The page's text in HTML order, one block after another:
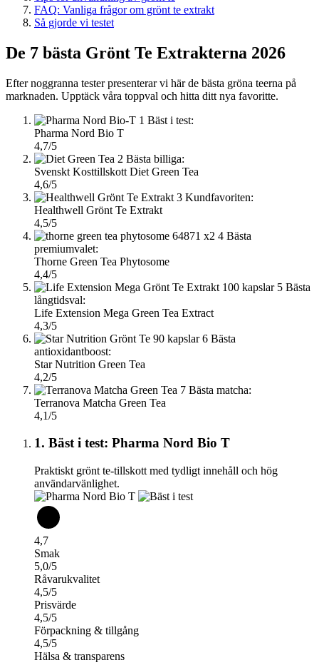
FAQ: Vanliga frågor om grönt te extrakt
Så gjorde vi testet
De 7 bästa Grönt Te Extrakterna 2026
Efter noggranna tester presenterar vi här de bästa gröna teerna på
marknaden. Upptäck våra toppval och hitta ditt nya favoritte.
1 Bäst i test:
Pharma Nord Bio T
4,7/5
2 Bästa billiga:
Svenskt Kosttillskott Diet Green Tea
4,6/5
3 Kundfavoriten:
Healthwell Grönt Te Extrakt
4,5/5
4 Bästa
premiumvalet:
Thorne Green Tea Phytosome
4,4/5
5 Bästa
långtidsval:
Life Extension Mega Green Tea Extract
4,3/5
6 Bästa
antioxidantboost:
Star Nutrition Green Tea
4,2/5
7 Bästa matcha:
Terranova Matcha Green Tea
4,1/5
1. Bäst i test: Pharma Nord Bio T
Praktiskt grönt te-tillskott med tydligt innehåll och hög
användarvänlighet.
4,7
Smak
5,0/5
Råvarukvalitet
4,5/5
Prisvärde
4,5/5
Förpackning & tillgång
4,5/5
Hälsa & transparens